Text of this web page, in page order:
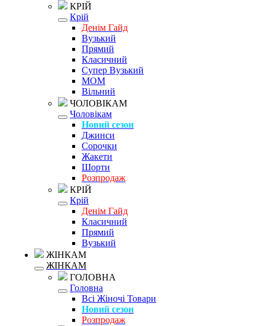
КРІЙ
Крій
Денім Гайд
Вузький
Прямий
Класичний
Супер Вузький
MOM
Вільний
ЧОЛОВІКАМ
Чоловікам
Новий сезон
Джинси
Сорочки
Жакети
Шорти
Розпродаж
КРІЙ
Крій
Денім Гайд
Класичний
Прямий
Вузький
ЖІНКАМ
ЖІНКАМ
ГОЛОВНА
Головна
Всі Жіночі Товари
Новий сезон
Розпродаж